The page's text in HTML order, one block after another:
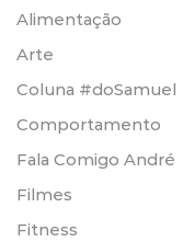
Alimentação
Arte
Coluna #doSamuel
Comportamento
Fala Comigo André
Filmes
Fitness